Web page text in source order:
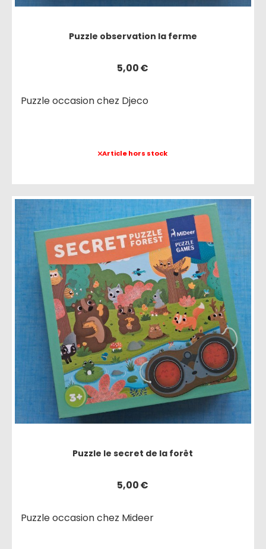
Puzzle observation la ferme
5,00€
Puzzle occasion chez Djeco
Article hors stock
Puzzle le secret de la forêt
5,00€
Puzzle occasion chez Mideer